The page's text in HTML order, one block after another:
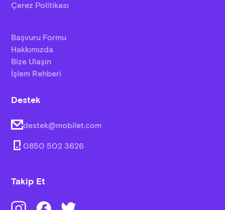
Çerez Politikası
Başvuru Formu
Hakkımızda
Bize Ulaşın
İşlem Rehberi
Destek
destek@mobilet.com
0850 502 3626
Takip Et